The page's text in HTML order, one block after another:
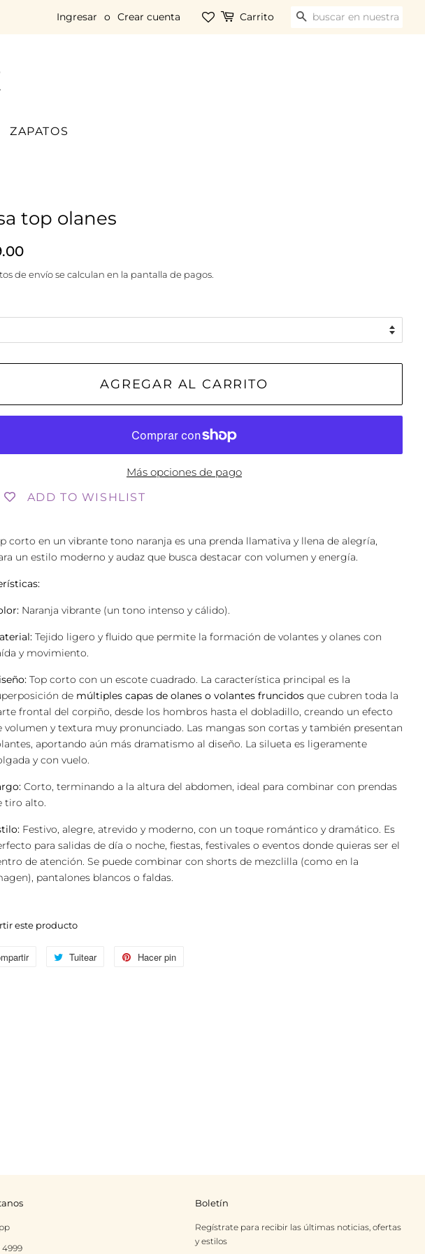
Ingresar o Crear cuenta Carrito BUSCAR
ZAPATOS
top olanes
venta
de envíose calculan en la pantalla de pagos.
AGREGAR AL CARRITO
Más opciones de pago
ADD TO WISHLIST
corto en un vibrante tono naranja es una prenda llamativa y llena de alegría,
un estilo moderno y audaz que busca destacar con volumen y energía.
Naranja vibrante (un tono intenso y cálido).
Tejido ligero y fluido que permite la formación de volantes y olanes con
y movimiento.
Top corto con un escote cuadrado. La característica principal es la
de múltiples capas de olanes o volantes fruncidos que cubren toda la
frontal del corpiño, desde los hombros hasta el dobladillo, creando un efecto
volumen y textura muy pronunciado. Las mangas son cortas y también presentan
aportando aún más dramatismo al diseño. La silueta es ligeramente
y con vuelo.
Corto, terminando a la altura del abdomen, ideal para combinar con prendas
tiro alto.
Festivo, alegre, atrevido y moderno, con un toque romántico y dramático. Es
para salidas de día o noche, fiestas, festivales o eventos donde quieras ser el
de atención. Se puede combinar con shorts de mezclilla (como en la
pantalones blancos o faldas.
este producto
CompartirTuitear
Tuitear Hacer pin
Boletín
Regístrate para recibir las últimas noticias, ofertas
y estilos